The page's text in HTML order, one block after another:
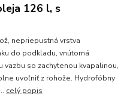
126 l, s
nepriepustná vrstva
do podkladu, vnútorná
väzbu so zachytenou kvapalinou,
uvoľniť z rohože. Hydrofóbny
celý popis